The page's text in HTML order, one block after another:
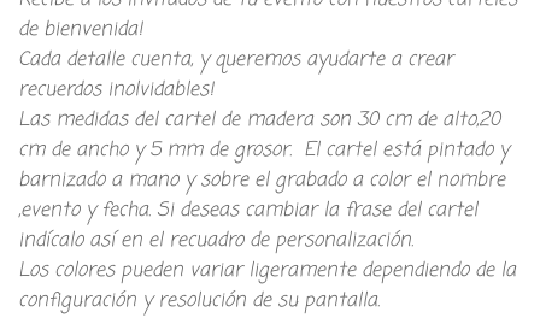
de bienvenida!
Cada detalle cuenta, y queremos ayudarte a crear
recuerdos inolvidables!
Las medidas del cartel de madera son 30 cm de alto,20
cm de ancho y 5 mm de grosor. El cartel está pintado y
barnizado a mano y sobre el grabado a color el nombre
,evento y fecha. Si deseas cambiar la frase del cartel
indícalo así en el recuadro de personalización.
Los colores pueden variar ligeramente dependiendo de la
configuración y resolución de su pantalla.